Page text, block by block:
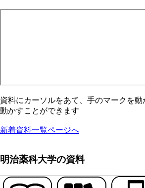
資料にカーソルをあて、手のマークを
動かすことができます
新着資料一覧ページへ
明治薬科大学の資料